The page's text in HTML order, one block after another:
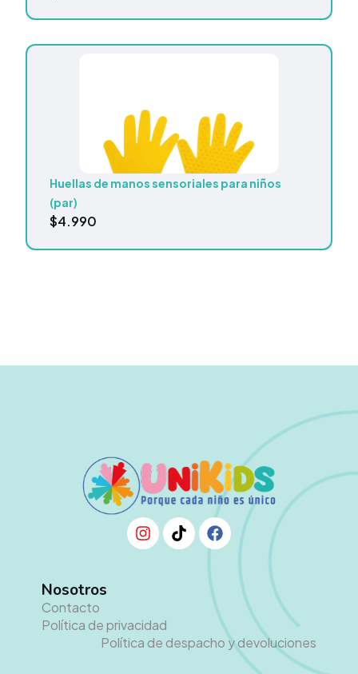
Huellas de manos sensoriales para niños
(par)
$4.990
Nosotros
Contacto
Política de privacidad
Política de despacho y devoluciones